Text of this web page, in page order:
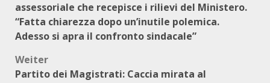
assessoriale che recepisce i rilievi del Ministero.
“Fatta chiarezza dopo un’inutile polemica.
Adesso si apra il confronto sindacale”
Weiter
Partito dei Magistrati: Caccia mirata al